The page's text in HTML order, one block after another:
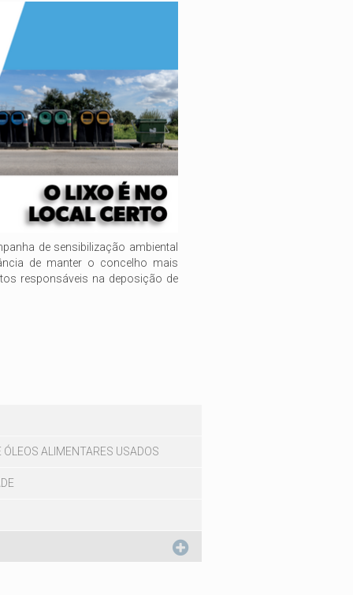
de sensibilização ambiental
de manter o concelho mais
responsáveis na deposição de
ÓLEOS ALIMENTARES USADOS